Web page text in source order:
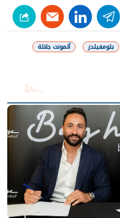
telegram
linkedin
بلومفيلدز ألمونت جلالة